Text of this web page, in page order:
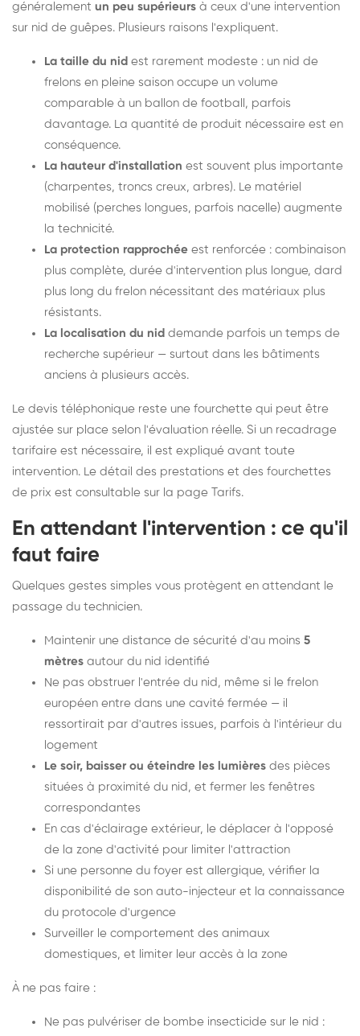
généralement un peu supérieurs à ceux d'une intervention
sur nid de guêpes. Plusieurs raisons l'expliquent.
La taille du nid est rarement modeste : un nid de
frelons en pleine saison occupe un volume
comparable à un ballon de football, parfois
davantage. La quantité de produit nécessaire est en
conséquence.
La hauteur d'installation est souvent plus importante
(charpentes, troncs creux, arbres). Le matériel
mobilisé (perches longues, parfois nacelle) augmente
la technicité.
La protection rapprochée est renforcée : combinaison
plus complète, durée d'intervention plus longue, dard
plus long du frelon nécessitant des matériaux plus
résistants.
La localisation du nid demande parfois un temps de
recherche supérieur — surtout dans les bâtiments
anciens à plusieurs accès.
Le devis téléphonique reste une fourchette qui peut être
ajustée sur place selon l'évaluation réelle. Si un recadrage
tarifaire est nécessaire, il est expliqué avant toute
intervention. Le détail des prestations et des fourchettes
de prix est consultable sur la page Tarifs.
En attendant l'intervention : ce qu'il
faut faire
Quelques gestes simples vous protègent en attendant le
passage du technicien.
Maintenir une distance de sécurité d'au moins 5
mètres autour du nid identifié
Ne pas obstruer l'entrée du nid, même si le frelon
européen entre dans une cavité fermée — il
ressortirait par d'autres issues, parfois à l'intérieur du
logement
Le soir, baisser ou éteindre les lumières des pièces
situées à proximité du nid, et fermer les fenêtres
correspondantes
En cas d'éclairage extérieur, le déplacer à l'opposé
de la zone d'activité pour limiter l'attraction
Si une personne du foyer est allergique, vérifier la
disponibilité de son auto-injecteur et la connaissance
du protocole d'urgence
Surveiller le comportement des animaux
domestiques, et limiter leur accès à la zone
À ne pas faire :
Ne pas pulvériser de bombe insecticide sur le nid :